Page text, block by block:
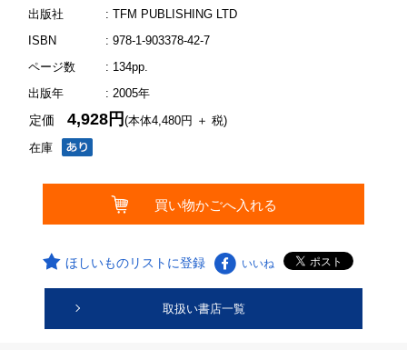
出版社
: TFM PUBLISHING LTD
ISBN
: 978-1-903378-42-7
ページ数
: 134pp.
出版年
: 2005年
在庫
定価4,928円(本体4,480円 ＋ 税)
ほしいものリストに登録 いいね
取扱い書店一覧